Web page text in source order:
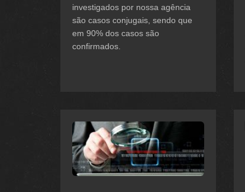
investigados por nossa agência
são casos conjugais, sendo que
em 90% dos casos são
confirmados.